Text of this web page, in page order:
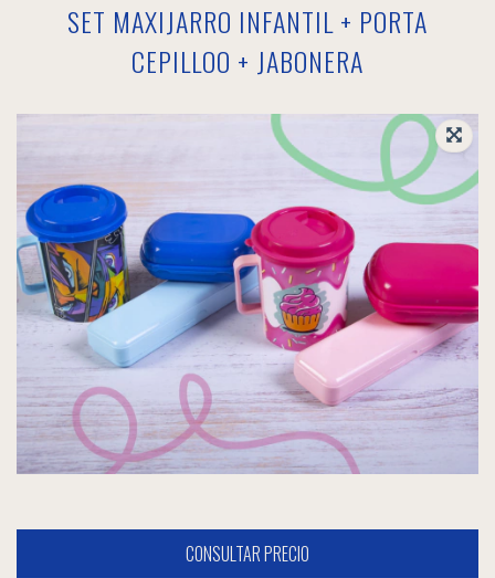
SET MAXIJARRO INFANTIL + PORTA
CEPILLOO + JABONERA